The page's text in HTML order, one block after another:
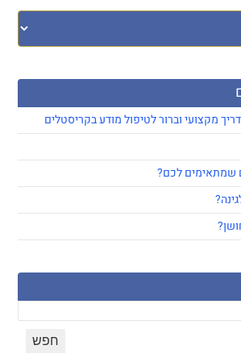
מקצועי וברור לטיפול מודע בקריסטלים
שמתאימים לכם?